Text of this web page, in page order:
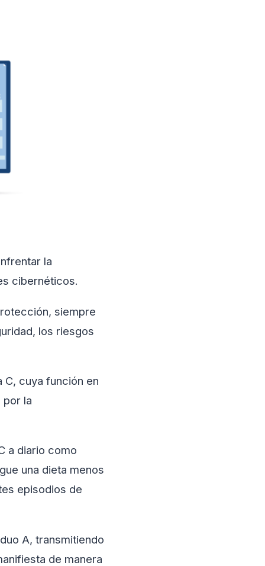
la
cibernéticos.
siempre
los riesgos
C, cuya función en
por la
a diario como
una dieta menos
episodios de
A, transmitiendo
de manera